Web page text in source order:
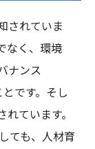
されていま
なく、環境
ナンス
です。そし
ています。
ても、人材育